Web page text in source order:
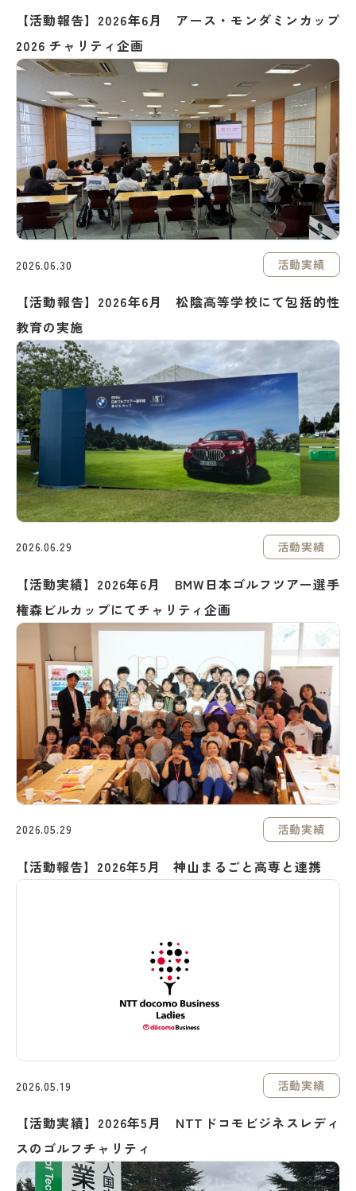
【活動報告】2026年6月 アース・モンダミンカップ
2026 チャリティ企画
2026.06.30 活動実績
【活動報告】2026年6月 松陰高等学校にて包括的性
教育の実施
2026.06.29 活動実績
【活動実績】2026年6月 BMW日本ゴルフツアー選手
権森ビルカップにてチャリティ企画
2026.05.29 活動実績
【活動報告】2026年5月 神山まるごと高専と連携
2026.05.19 活動実績
【活動実績】2026年5月 NTTドコモビジネスレディ
スのゴルフチャリティ